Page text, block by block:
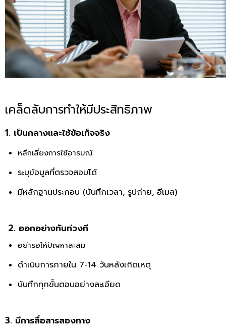
เคล็ดลับการทำให้มีประสิทธิภาพ
1. เป็นกลางและใช้ข้อเท็จจริง
หลีกเลี่ยงการใช้อารมณ์
ระบุข้อมูลที่ตรวจสอบได้
มีหลักฐานประกอบ (บันทึกเวลา, รูปถ่าย, อีเมล)
2. ออกอย่างทันท่วงที
อย่ารอให้ปัญหาสะสม
ดำเนินการภายใน 7-14 วันหลังเกิดเหตุ
บันทึกทุกขั้นตอนอย่างละเอียด
3. มีการสื่อสารสองทาง